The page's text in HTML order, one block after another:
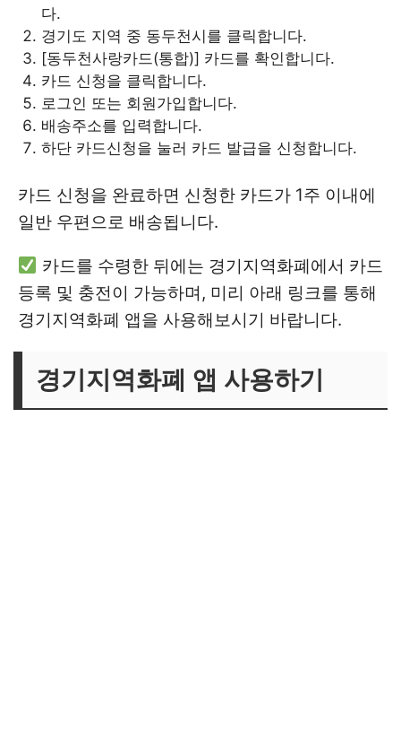
다.
경기도 지역 중 동두천시를 클릭합니다.
[동두천사랑카드(통합)] 카드를 확인합니다.
카드 신청을 클릭합니다.
로그인 또는 회원가입합니다.
배송주소를 입력합니다.
하단 카드신청을 눌러 카드 발급을 신청합니다.
카드 신청을 완료하면 신청한 카드가 1주 이내에
일반 우편으로 배송됩니다.
카드를 수령한 뒤에는 경기지역화폐에서 카드
등록 및 충전이 가능하며, 미리 아래 링크를 통해
경기지역화폐 앱을 사용해보시기 바랍니다.
경기지역화폐 앱 사용하기